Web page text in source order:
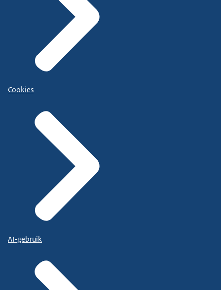
Cookies
AI-gebruik